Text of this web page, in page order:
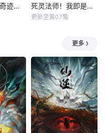
星卡梦少女5奇迹绽放 死灵法师！我即是天灾
更新至第07集
更多